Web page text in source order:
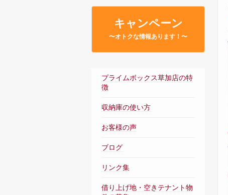
キャンペーン
〜オトクな情報あります！〜
プライムボックス草加店の特
徴
収納庫の使い方
お客様の声
ブログ
リンク集
借り上げ地・空きテナント物